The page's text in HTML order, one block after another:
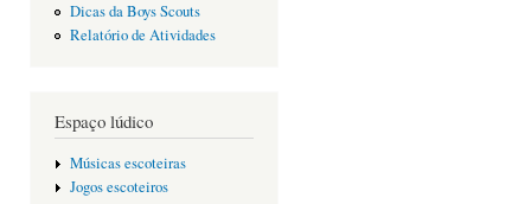
Dicas da Boys Scouts
Relatório de Atividades
Espaço lúdico
Músicas escoteiras
Jogos escoteiros